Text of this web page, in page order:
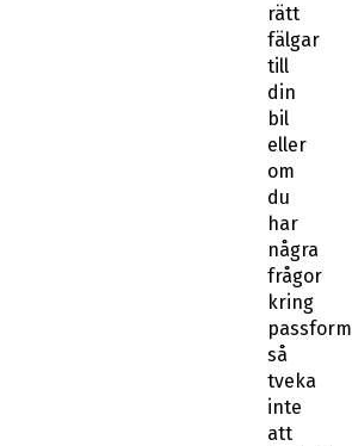
rätt
fälgar
till
din
bil
eller
om
du
har
några
frågor
kring
passform
så
tveka
inte
att